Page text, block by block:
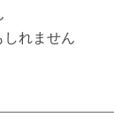
しれません